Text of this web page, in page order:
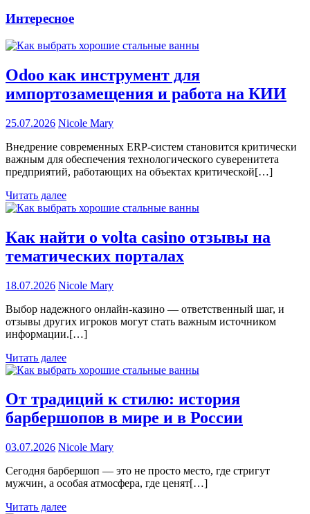
Интересное
Odoo как инструмент для
импортозамещения и работа на КИИ
25.07.2026 Nicole Mary
Внедрение современных ERP-систем становится критически
важным для обеспечения технологического суверенитета
предприятий, работающих на объектах критической[…]
Читать далее
Как найти о volta casino отзывы на
тематических порталах
18.07.2026 Nicole Mary
Выбор надежного онлайн-казино — ответственный шаг, и
отзывы других игроков могут стать важным источником
информации.[…]
Читать далее
От традиций к стилю: история
барбершопов в мире и в России
03.07.2026 Nicole Mary
Сегодня барбершоп — это не просто место, где стригут
мужчин, а особая атмосфера, где ценят[…]
Читать далее